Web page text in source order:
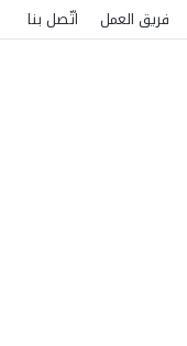
فريق العمل اتّصل بنا